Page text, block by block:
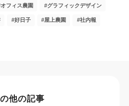
オフィス農園 グラフィックデザイン
好日子 屋上農園 社内報
他の記事